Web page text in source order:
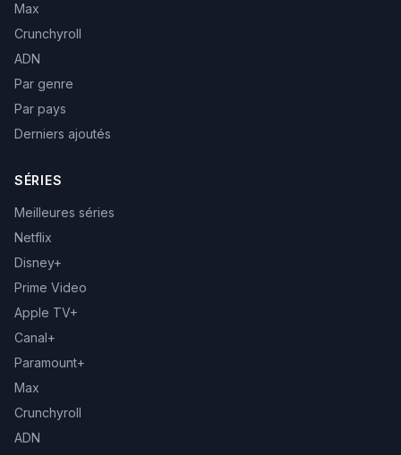
Max
Crunchyroll
ADN
Par genre
Par pays
Derniers ajoutés
SÉRIES
Meilleures séries
Netflix
Disney+
Prime Video
Apple TV+
Canal+
Paramount+
Max
Crunchyroll
ADN